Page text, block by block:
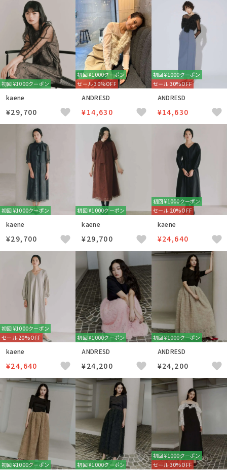
初回 ¥1000クーポン
kaene
¥29,700
初回 ¥1000クーポン
セール 30%OFF
ANDRESD
¥14,630
初回 ¥1000クーポン
セール 30%OFF
ANDRESD
¥14,630
初回 ¥1000クーポン
kaene
¥29,700
初回 ¥1000クーポン
kaene
¥29,700
初回 ¥1000クーポン
セール 20%OFF
kaene
¥24,640
初回 ¥1000クーポン
セール 20%OFF
kaene
¥24,640
初回 ¥1000クーポン
ANDRESD
¥24,200
初回 ¥1000クーポン
ANDRESD
¥24,200
初回 ¥1000クーポン 初回 ¥1000クーポン
初回 ¥1000クーポン
セール 30%OFF